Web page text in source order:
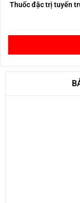
Thuốc đặc trị tuyến